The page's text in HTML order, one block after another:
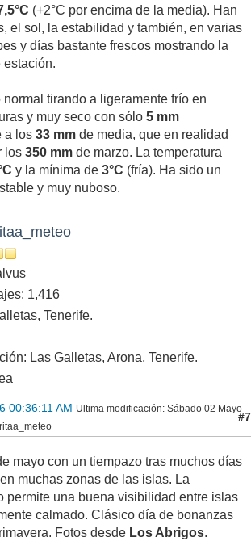
(+2°C por encima de la media). Han
el sol, la estabilidad y también, en varias
y días bastante frescos mostrando la
estación.
tirando a ligeramente frío en
y muy seco con sólo 5 mm
a los 33 mm de media, que en realidad
los 350 mm de marzo. La temperatura
y la mínima de 3°C (fría). Ha sido un
y muy nuboso.
1,416
Tenerife.
Las Galletas, Arona, Tenerife.
00:36:11 AM Ultima modificación: Sábado 02 Mayo
#7
mayo con un tiempazo tras muchos días
muchas zonas de las islas. La
permite una buena visibilidad entre islas
calmado. Clásico día de bonanzas
Fotos desde Los Abrigos.